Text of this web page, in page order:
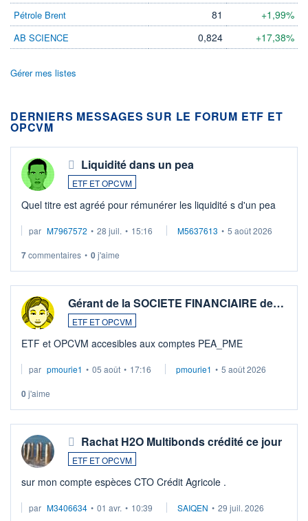
Pétrole Brent 81 +1,99%
AB SCIENCE 0,824 +17,38%
Gérer mes listes
DERNIERS MESSAGES SUR LE FORUM ETF ET
OPCVM
Liquidité dans un pea
ETF ET OPCVM
Quel titre est agréé pour rémunérer les liquidité s d'un pea
par M7967572 • 28 juil. • 15:16 M5637613 • 5 août 2026
7commentaires • 0j'aime
Gérant de la SOCIETE FINANCIAIRE de…
ETF ET OPCVM
ETF et OPCVM accesibles aux comptes PEA_PME
par pmourie1 • 05 août • 17:16 pmourie1 • 5 août 2026
0j'aime
Rachat H2O Multibonds crédité ce jour
ETF ET OPCVM
sur mon compte espèces CTO Crédit Agricole .
par M3406634 • 01 avr. • 10:39 SAIQEN • 29 juil. 2026